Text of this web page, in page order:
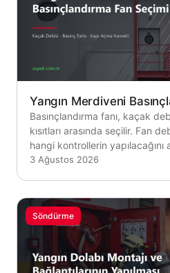
Yangın Merdiveni
Basınçlandırma fanı, kaçak
kısıtları arasında seçilir. Fan
hangi kontrollerin yapılacağını
3 Ağustos 2026
Söndürme